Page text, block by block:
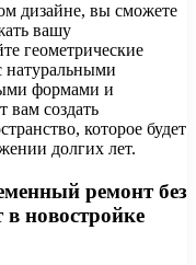
дизайне, вы сможете
вашу
геометрические
натуральными
формами и
вам создать
которое будет
долгих лет.
ремонт без
в новостройке